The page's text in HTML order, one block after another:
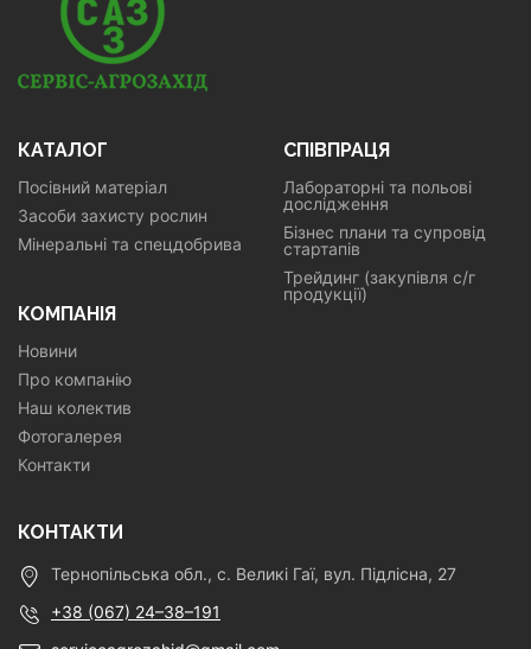
КАТАЛОГ
Посівний матеріал
Засоби захисту рослин
Мінеральні та спецдобрива
СПІВПРАЦЯ
Лабораторні та польові
дослідження
Бізнес плани та супровід
стартапів
Трейдинг (закупівля с/г
продукції)
КОМПАНІЯ
Новини
Про компанію
Наш колектив
Фотогалерея
Контакти
КОНТАКТИ
Тернопільська обл., с. Великі Гаї, вул. Підлісна, 27
+38 (067) 24–38–191